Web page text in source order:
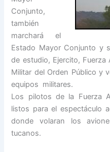
Conjunto,
también
marchará el
Estado Mayor Conjunto y
de estudio, Ejercito, Fuerza
Militar del Orden Público y
equipos militares.
Los pilotos de la Fuerza
listos para el espectáculo
donde volaran los
tucanos.